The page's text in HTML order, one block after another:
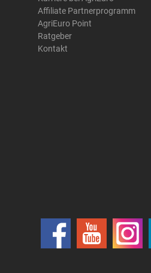
Affiliate Partnerprogramm
AgriEuro Point
Ratgeber
Kontakt